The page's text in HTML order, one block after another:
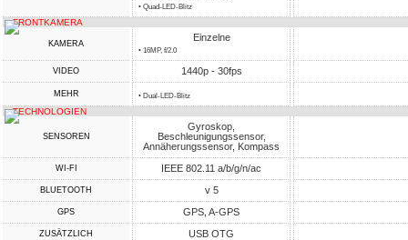
• Quad-LED-Blitz
FRONTKAMERA
KAMERA
Einzelne
• 16MP, f/2.0
VIDEO 1440p - 30fps
MEHR • Dual-LED-Blitz
TECHNOLOGIEN
SENSOREN
Gyroskop,
Beschleunigungssensor,
Annäherungssensor, Kompass
WI-FI IEEE 802.11 a/b/g/n/ac
BLUETOOTH v 5
GPS GPS, A-GPS
ZUSÄTZLICH
USB OTG